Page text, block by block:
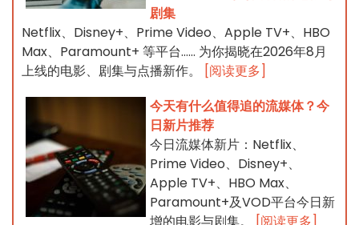
剧集
Netflix、Disney+、Prime Video、Apple TV+、HBO
Max、Paramount+ 等平台…… 为你揭晓在2026年8月
上线的电影、剧集与点播新作。
[阅读更多]
今天有什么值得追的流媒体？今
日新片推荐
今日流媒体新片：Netflix、
Prime Video、Disney+、
Apple TV+、HBO Max、
Paramount+及VOD平台今日新